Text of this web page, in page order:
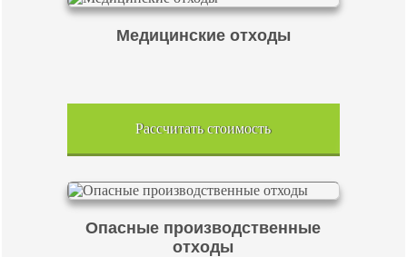
Медицинские отходы
Рассчитать стоимость
Опасные производственные
отходы